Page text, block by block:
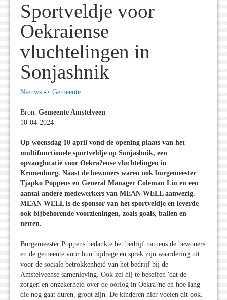
Sportveldje voor
Oekraiense
vluchtelingen in
Sonjashnik
Nieuws -> Gemeente
Bron: Gemeente Amstelveen
10-04-2024
Op woensdag 10 april vond de opening plaats van het
multifunctionele sportveldje op Sonjashnik, een
opvanglocatie voor Oekra?ense vluchtelingen in
Kronenburg. Naast de bewoners waren ook burgemeester
Tjapko Poppens en General Manager Coleman Liu en een
aantal andere medewerkers van MEAN WELL aanwezig.
MEAN WELL is de sponsor van het sportveldje en leverde
ook bijbehorende voorzieningen, zoals goals, ballen en
netten.
Burgemeester Poppens bedankte het bedrijf namens de bewoners
en de gemeente voor hun bijdrage en sprak zijn waardering uit
voor de sociale betrokkenheid van het bedrijf bij de
Amstelveense samenleving. Ook zei hij te beseffen 'dat de
zorgen en onzekerheid over de oorlog in Oekra?ne en hoe lang
die nog gaat duren, groot zijn. De kinderen hier voelen dit ook.